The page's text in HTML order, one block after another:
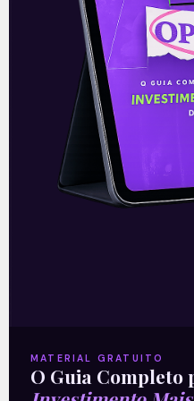
Petrobras
produção e
operacionais
A Petrobras (PETR4)
prévia operacional
por novos recordes
MATERIAL GRATUITO
O Guia Completo